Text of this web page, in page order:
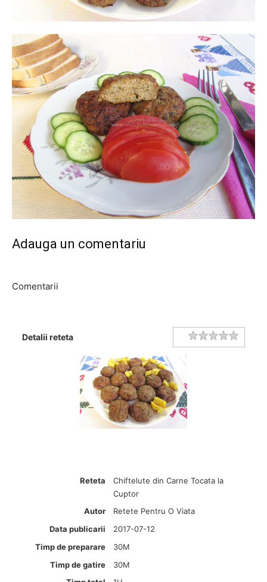
Adauga un comentariu
Comentarii
Detalii reteta Rating
Reteta
Chiftelute din Carne Tocata la
Cuptor
Autor
Retete Pentru O Viata
Data publicarii
2017-07-12
Timp de preparare
30M
Timp de gatire
30M